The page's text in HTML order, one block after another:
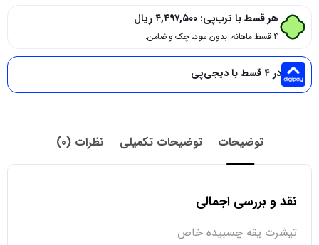
هر قسط با ترب‌پی: ۴,۴۹۷,۵۰۰ریال
۴ قسط ماهانه. بدون سود، چک و ضامن.
در ۴ قسط با دیجی‌پی
توضیحات توضیحات تکمیلی نظرات (0)
نقد و بررسی اجمالی
تیشرت یقه چسبیده خاص